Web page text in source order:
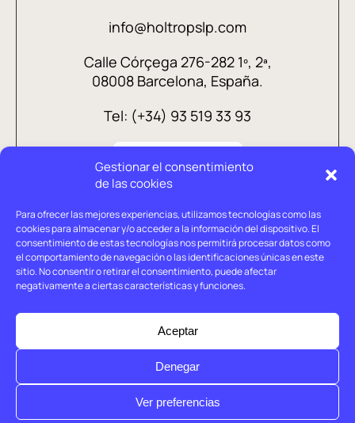
Gestionar el consentimiento
de las cookies
Para ofrecer las mejores experiencias, utilizamos tecnologías como las
cookies para almacenar y/o acceder a la información del dispositivo. El
consentimiento de estas tecnologías nos permitirá procesar datos como
el comportamiento de navegación o las identificaciones únicas en este
sitio. No consentir o retirar el consentimiento, puede afectar
negativamente a ciertas características y funciones.
Aceptar
Denegar
Ver preferencias
info@holtropslp.com
Calle Córçega 276-282 1º, 2ª,
08008 Barcelona, España.
Tel: (+34) 93 519 33 93
© Holtrop 2026
Aviso legal
Política de privacidad
Política de cookies